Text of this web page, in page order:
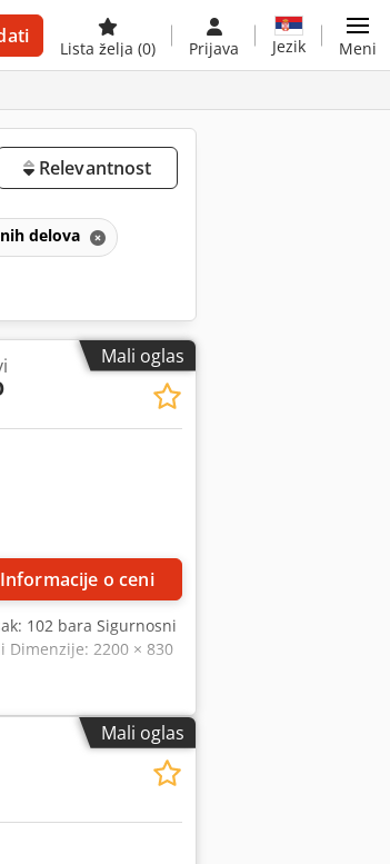
Lista želja (0) Prijava Jezik Meni
Relevantnost
delova
Mali oglas
Informacije o ceni
102 bara Sigurnosni
Dimenzije: 2200 × 830
Mali oglas